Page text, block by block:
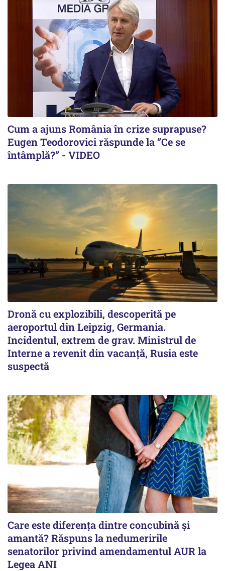
Cum a ajuns România în crize suprapuse?
Eugen Teodorovici răspunde la ”Ce se
întâmplă?” - VIDEO
Dronă cu explozibili, descoperită pe
aeroportul din Leipzig, Germania.
Incidentul, extrem de grav. Ministrul de
Interne a revenit din vacanță, Rusia este
suspectă
Care este diferența dintre concubină și
amantă? Răspuns la nedumeririle
senatorilor privind amendamentul AUR la
Legea ANI